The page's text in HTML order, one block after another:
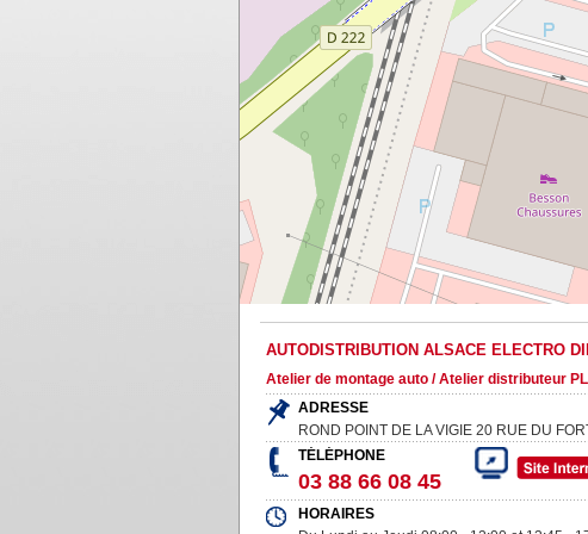
AUTODISTRIBUTION ALSACE ELECTRO
Atelier de montage auto / Atelier distributeur PL
ADRESSE
ROND POINT DE LA VIGIE 20 RUE DU
TÉLÉPHONE
03 88 66 08 45
HORAIRES